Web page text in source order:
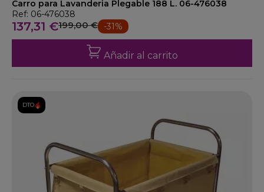
Carro para Lavanderia Plegable 188 L. 06-476038
Ref: 06-476038
137,31 €199,00 € -31%
Añadir al carrito
DTO.